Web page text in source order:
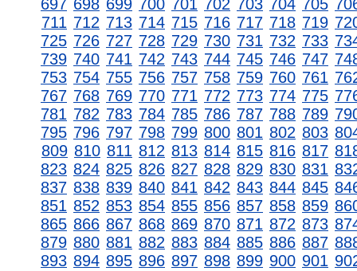
697 698 699 700 701 702 703 704 705
711 712 713 714 715 716 717 718 719
725 726 727 728 729 730 731 732 733
739 740 741 742 743 744 745 746 747
753 754 755 756 757 758 759 760 761
767 768 769 770 771 772 773 774 775
781 782 783 784 785 786 787 788 789
795 796 797 798 799 800 801 802 803
809 810 811 812 813 814 815 816 817
823 824 825 826 827 828 829 830 831
837 838 839 840 841 842 843 844 845
851 852 853 854 855 856 857 858 859
865 866 867 868 869 870 871 872 873
879 880 881 882 883 884 885 886 887
893 894 895 896 897 898 899 900 901